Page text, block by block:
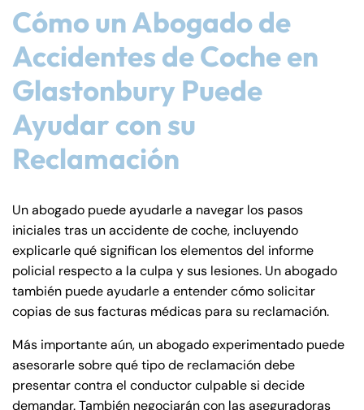
Cómo un Abogado de
Accidentes de Coche en
Glastonbury Puede
Ayudar con su
Reclamación
Un abogado puede ayudarle a navegar los pasos
iniciales tras un accidente de coche, incluyendo
explicarle qué significan los elementos del informe
policial respecto a la culpa y sus lesiones. Un abogado
también puede ayudarle a entender cómo solicitar
copias de sus facturas médicas para su reclamación.
Más importante aún, un abogado experimentado puede
asesorarle sobre qué tipo de reclamación debe
presentar contra el conductor culpable si decide
demandar. También negociarán con las aseguradoras